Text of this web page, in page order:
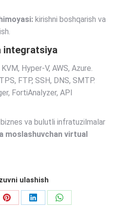
kirishni boshqarish va
integratsiya
Hyper-V, AWS, Azure.
FTP, SSH, DNS, SMTP.
FortiAnalyzer, API
va bulutli infratuzilmalar
moslashuvchan virtual
ulashish
Share
Share
Share